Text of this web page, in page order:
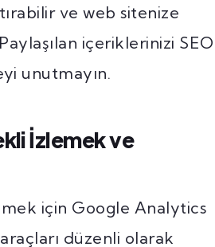
ve web sitenize
içeriklerinizi SEO
unutmayın.
İzlemek ve
için Google Analytics
düzenli olarak